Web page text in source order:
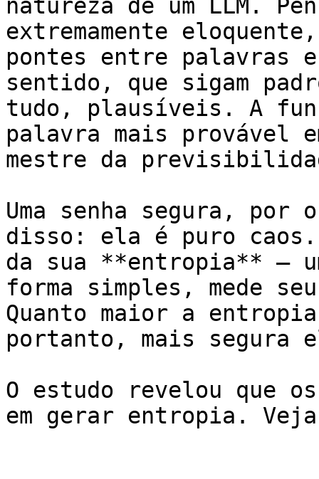
natureza de um LLM.
extremamente
pontes entre palavras
sentido, que sigam
tudo, plausíveis. A
palavra mais provável
mestre da
Uma senha segura,
disso: ela é puro caos.
da sua **entropia** –
forma simples, mede
Quanto maior a
portanto, mais segura
O estudo revelou que
em gerar entropia.